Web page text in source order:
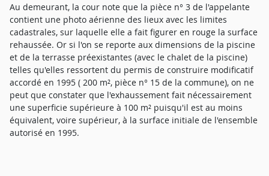
Au demeurant, la cour note que la pièce n° 3 de l'appelante
contient une photo aérienne des lieux avec les limites
cadastrales, sur laquelle elle a fait figurer en rouge la surface
rehaussée. Or si l'on se reporte aux dimensions de la piscine
et de la terrasse préexistantes (avec le chalet de la piscine)
telles qu'elles ressortent du permis de construire modificatif
accordé en 1995 ( 200 m², pièce n° 15 de la commune), on ne
peut que constater que l'exhaussement fait nécessairement
une superficie supérieure à 100 m² puisqu'il est au moins
équivalent, voire supérieur, à la surface initiale de l'ensemble
autorisé en 1995.